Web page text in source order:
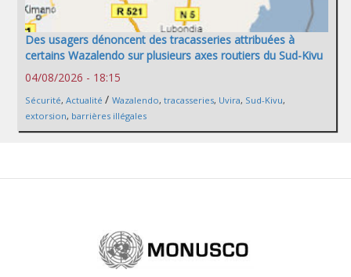
Des usagers dénoncent des tracasseries attribuées à
certains Wazalendo sur plusieurs axes routiers du Sud-Kivu
04/08/2026 - 18:15
Sécurité, Actualité / Wazalendo, tracasseries, Uvira, Sud-Kivu,
extorsion, barrières illégales